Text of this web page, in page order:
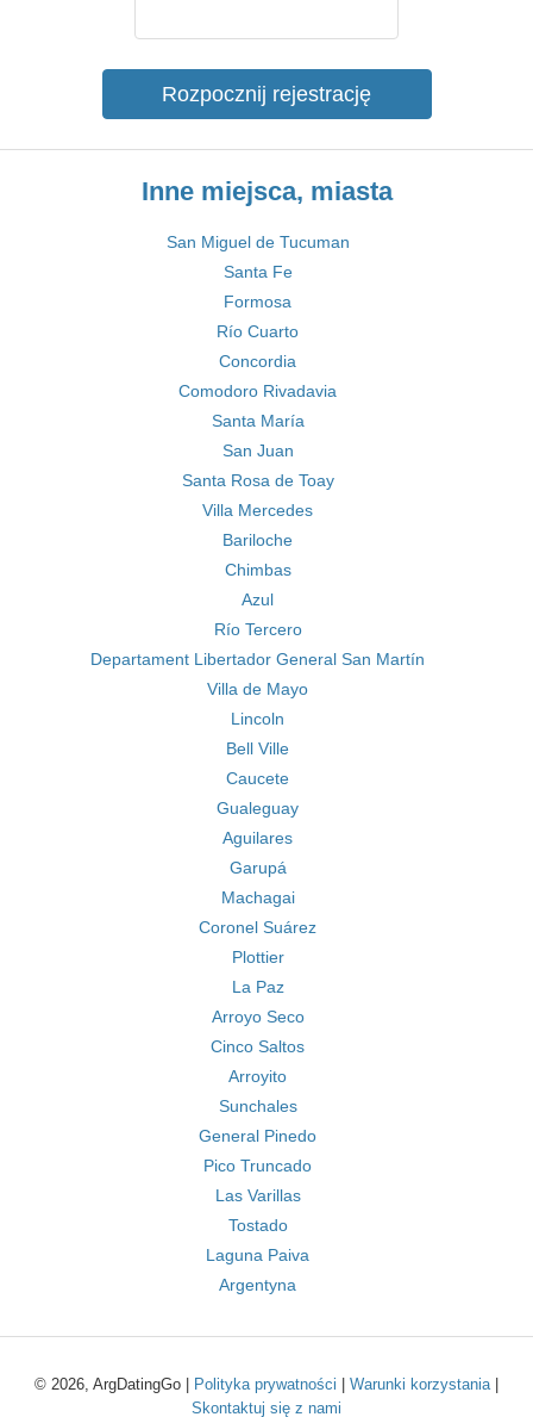
Rozpocznij rejestrację
Inne miejsca, miasta
San Miguel de Tucuman
Santa Fe
Formosa
Río Cuarto
Concordia
Comodoro Rivadavia
Santa María
San Juan
Santa Rosa de Toay
Villa Mercedes
Bariloche
Chimbas
Azul
Río Tercero
Departament Libertador General San Martín
Villa de Mayo
Lincoln
Bell Ville
Caucete
Gualeguay
Aguilares
Garupá
Machagai
Coronel Suárez
Plottier
La Paz
Arroyo Seco
Cinco Saltos
Arroyito
Sunchales
General Pinedo
Pico Truncado
Las Varillas
Tostado
Laguna Paiva
Argentyna
© 2026, ArgDatingGo | Polityka prywatności Warunki korzystania|
Skontaktuj się z nami